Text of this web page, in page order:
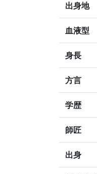
出身地
血液型
身長
方言
学歴
師匠
出身